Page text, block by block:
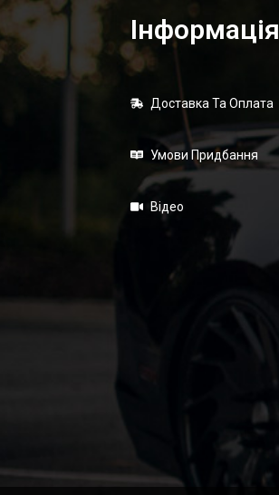
Інформація
Доставка Та Оплата
Умови Придбання
Відео